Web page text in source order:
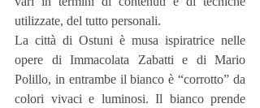
utilizzate, del tutto personali.
La città di Ostuni è musa ispiratrice nelle
opere di Immacolata Zabatti e di Mario
Polillo, in entrambe il bianco è “corrotto” da
colori vivaci e luminosi. Il bianco prende